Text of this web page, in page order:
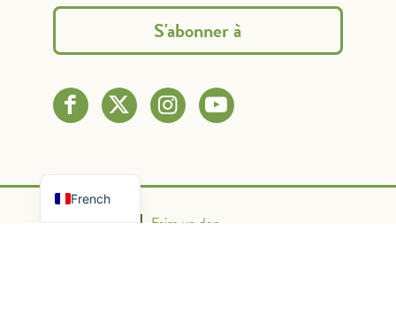
Nous contacter Faire un don
French